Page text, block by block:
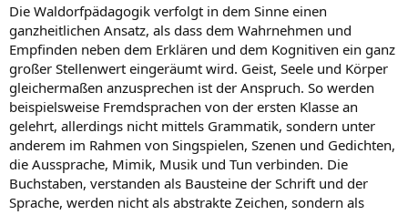
Die Waldorfpädagogik verfolgt in dem Sinne einen
ganzheitlichen Ansatz, als dass dem Wahrnehmen und
Empfinden neben dem Erklären und dem Kognitiven ein ganz
großer Stellenwert eingeräumt wird. Geist, Seele und Körper
gleichermaßen anzusprechen ist der Anspruch. So werden
beispielsweise Fremdsprachen von der ersten Klasse an
gelehrt, allerdings nicht mittels Grammatik, sondern unter
anderem im Rahmen von Singspielen, Szenen und Gedichten,
die Aussprache, Mimik, Musik und Tun verbinden. Die
Buchstaben, verstanden als Bausteine der Schrift und der
Sprache, werden nicht als abstrakte Zeichen, sondern als